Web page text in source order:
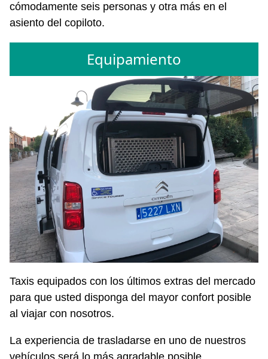
cómodamente seis personas y otra más en el
asiento del copiloto.
Equipamiento
Taxis equipados con los últimos extras del mercado
para que usted disponga del mayor confort posible
al viajar con nosotros.
La experiencia de trasladarse en uno de nuestros
vehículos será lo más agradable posible.